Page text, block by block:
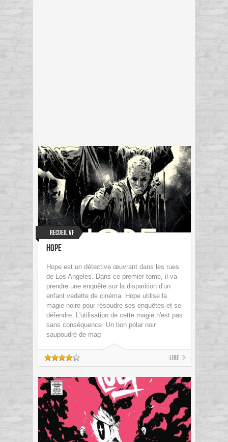
Recueil VF
Hope
Hope est un détective œuvrant dans les rues
de Los Angeles. Dans ce premier tome, il va
prendre une enquête sur la disparition d'un
enfant vedette de cinéma. Hope utilise la
magie noire pour résoudre ses enquêtes et se
défendre. L'utilisation de cette magie n'est pas
sans conséquence. Un bon polar noir
saupoudré de mag
Lire